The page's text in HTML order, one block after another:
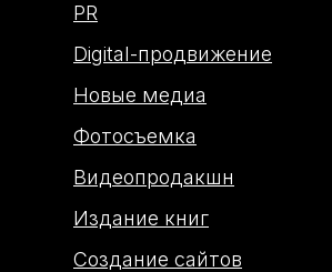
PR
Digital-продвижение
Новые медиа
Фотосъемка
Видеопродакшн
Издание книг
Создание сайтов